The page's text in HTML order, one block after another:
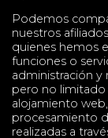
Podemos
nuestros
quienes hemos
funciones o
administración
pero no limitado
alojamiento
procesamiento
realizadas a